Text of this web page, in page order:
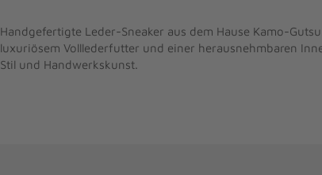
Handgefertigte Leder-Sneaker aus dem Hause Kamo-
luxuriösem Volllederfutter und einer herausnehmbaren
Stil und Handwerkskunst.